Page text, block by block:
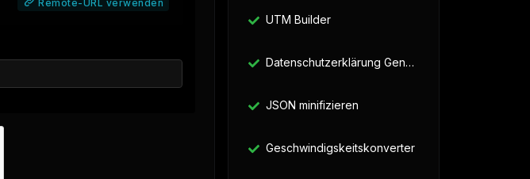
Remote-URL verwenden
UTM Builder
Datenschutzerklärung Generator
JSON minifizieren
Geschwindigskeitskonverter